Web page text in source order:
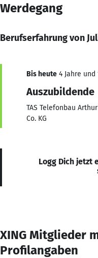
Werdegang
Berufserfahrung von
Bis heute 4 Jahre und
Auszubildende
TAS Telefonbau
Co. KG
Logg Dich jetzt
XING Mitglieder
Profilangaben